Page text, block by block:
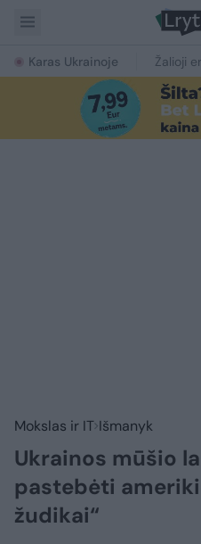
Karas Ukrainoje Žalioji
Mokslas ir IT Išmanyk
Ukrainos mūšio
pastebėti
žudikai“